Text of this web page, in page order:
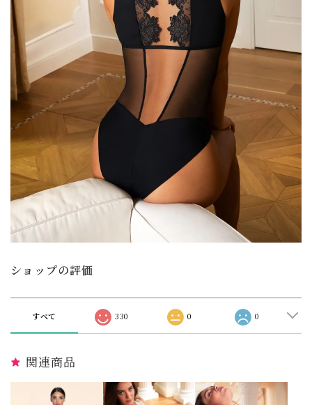
ショップの評価
すべて 330 0 0
関連商品